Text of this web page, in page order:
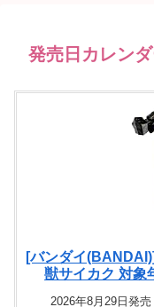
発売日カレン
[バンダイ
獣サイカク 対象
2026年8月29日発